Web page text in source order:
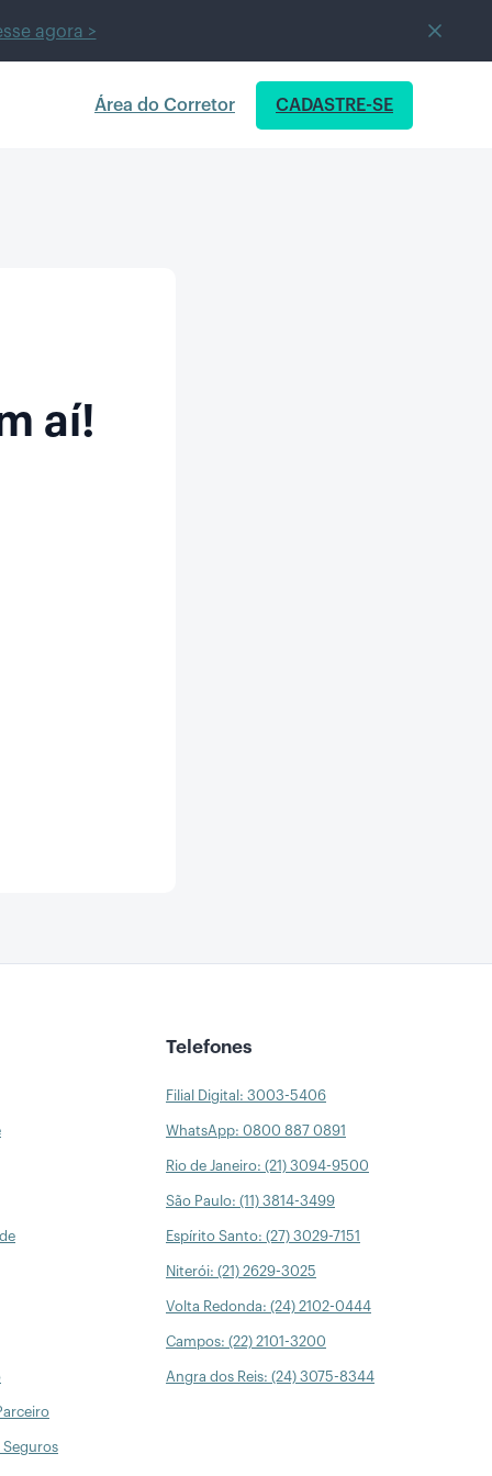
agora >
Área do Corretor CADASTRE-SE
aí!
Seguros
Telefones
Filial Digital: 3003-5406
WhatsApp: 0800 887 0891
Rio de Janeiro: (21) 3094-9500
São Paulo: (11) 3814-3499
Espírito Santo: (27) 3029-7151
Niterói: (21) 2629-3025
Volta Redonda: (24) 2102-0444
Campos: (22) 2101-3200
Angra dos Reis: (24) 3075-8344